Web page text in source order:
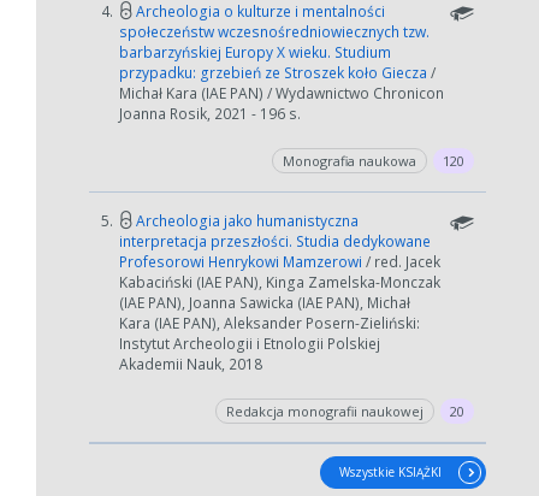
4.
Archeologia o kulturze i mentalności
społeczeństw wczesnośredniowiecznych tzw.
barbarzyńskiej Europy X wieku. Studium
przypadku: grzebień ze Stroszek koło Giecza /
Michał Kara (IAE PAN) / Wydawnictwo Chronicon
Joanna Rosik, 2021 - 196 s.
Monografia naukowa 120
5.
Archeologia jako humanistyczna
interpretacja przeszłości. Studia dedykowane
Profesorowi Henrykowi Mamzerowi / red. Jacek
Kabaciński (IAE PAN), Kinga Zamelska-Monczak
(IAE PAN), Joanna Sawicka (IAE PAN), Michał
Kara (IAE PAN), Aleksander Posern-Zieliński:
Instytut Archeologii i Etnologii Polskiej
Akademii Nauk, 2018
Redakcja monografii naukowej 20
Wszystkie KSIĄŻKI